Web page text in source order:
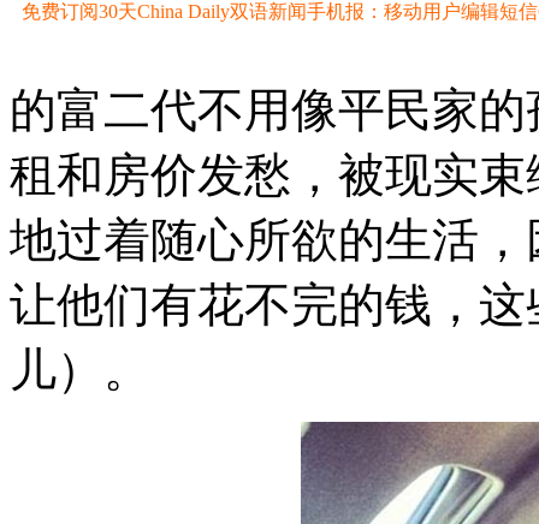
免费订阅30天China Daily双语新闻手机报：移动用户编辑短信
的富二代不用像平民家
租和房价发愁，被现实
地过着随心所欲的生活
让他们有花不完的钱，这
儿）。